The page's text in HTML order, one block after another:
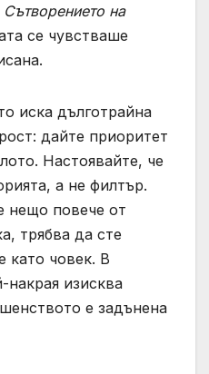
Сътворението на
се чувстваше
иска дълготрайна
дайте приоритет
Настоявайте, че
а не филтър.
нещо повече от
трябва да сте
като човек. В
накрая изисква
е задънена